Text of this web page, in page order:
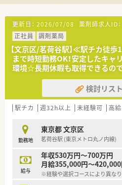
■転居を伴う異動の有無につい
【想定されるキャリアイメージ】
■多種多様な教育カリキュラム
プアップが可能です。
■将来的にはリーダーや店舗責
ィールドが広がっています。
■社内公募制度を利用して店舗
ジェクトに携われます。
【こんな取り組みをしています】
■サプリメントバーやヘルスケ
■健康サポート薬局の認定店舗
献に注力しています。
■女性活躍推進法に基づく基準
の認定を取得しています。
更新日： 2026/07/08 薬剤師求人ID：
正社員
調剤薬局
【文京区/茗荷谷駅】≪駅チカ徒
まで時短勤務OK！安定したキャ
環境☆長期休暇も取得できるの
検討リス
駅チカ 週32h以上 未経験可 高
勤務地
東京都 文京区
茗荷谷駅 (東京メトロ丸ノ内線)
給与
年収530万円～700万円
月給355,000円～
※経験や選択コースにより異な